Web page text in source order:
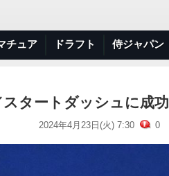
チュア ドラフト 侍ジャパン
タートダッシュに成功
2024年4月23日(火) 7:30 0